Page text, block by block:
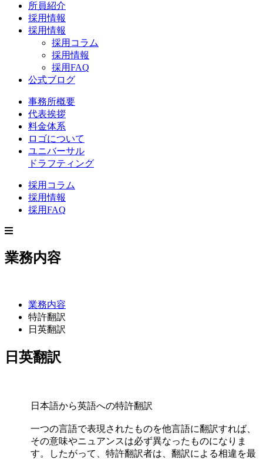
所員紹介
採用情報
採用情報
採用コラム
採用情報
採用FAQ
公式ブログ
事務所概要
代表挨拶
料金体系
ロゴについて
ユニバーサル
ドラフティング
採用コラム
採用情報
採用FAQ
業務内容
業務内容
特許翻訳
日英翻訳
日英翻訳
日本語から英語への特許翻訳
一つの言語で表現されたものを他言語に翻訳すれば、
その意味やニュアンスは必ず異なったものになりま
す。したがって、特許翻訳者は、翻訳による相違を最